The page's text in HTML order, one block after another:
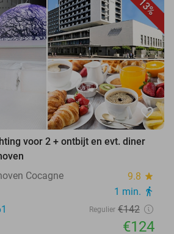
13%
favorite_border
voor 2 + ontbijt en evt. diner
Cocagne
9.8 star
1 min. directions_walk
Regulier €142
€124